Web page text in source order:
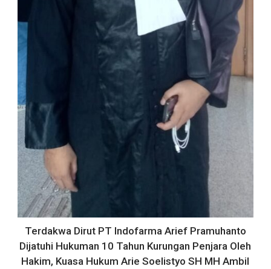
Terdakwa Dirut PT Indofarma Arief Pramuhanto
Dijatuhi Hukuman 10 Tahun Kurungan Penjara Oleh
Hakim, Kuasa Hukum Arie Soelistyo SH MH Ambil